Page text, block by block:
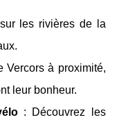
les rivières de la
Vercors à proximité,
leur bonheur.
: Découvrez les